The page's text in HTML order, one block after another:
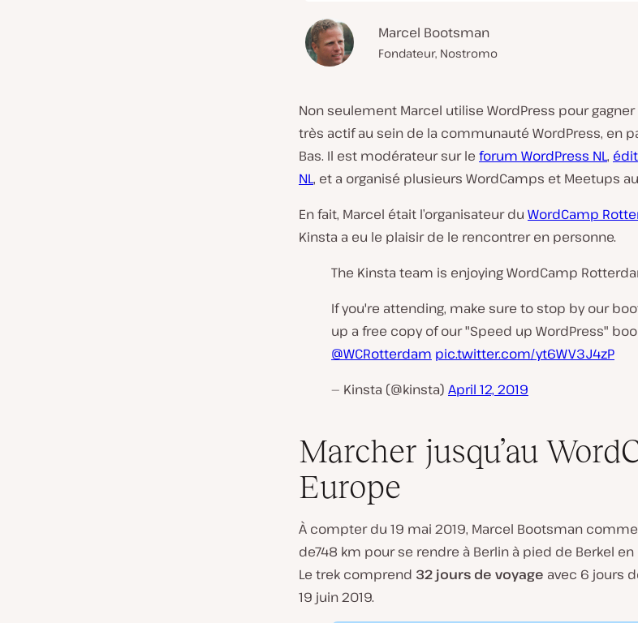
Marcel Bootsman
Fondateur, Nostromo
Non seulement Marcel utilise WordPress pour
très actif au sein de la communauté WordPress, en
Bas. Il est modérateur sur le forum WordPress NL,
NL, et a organisé plusieurs WordCamps et Meetups
En fait, Marcel était l’organisateur du WordCamp
Kinsta a eu le plaisir de le rencontrer en personne.
The Kinsta team is enjoying WordCamp
If you're attending, make sure to stop by our
up a free copy of our "Speed up WordPress"
@WCRotterdam pic.twitter.com/yt6WV3J4zP
— Kinsta (@kinsta) April 12, 2019
Marcher jusqu’au
Europe
À compter du 19 mai 2019, Marcel Bootsman
de748 km pour se rendre à Berlin à pied de Berkel en
Le trek comprend 32 jours de voyage avec 6 jours
19 juin 2019.